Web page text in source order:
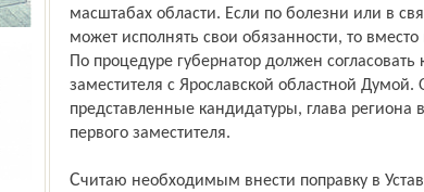
масштабах области. Если по болезни или в
может исполнять свои обязанности, то вместо
По процедуре губернатор должен согласовать
заместителя с Ярославской областной
представленные кандидатуры, глава региона
первого заместителя.
Считаю необходимым внести поправку в Устав области и прописать, что одна и та же